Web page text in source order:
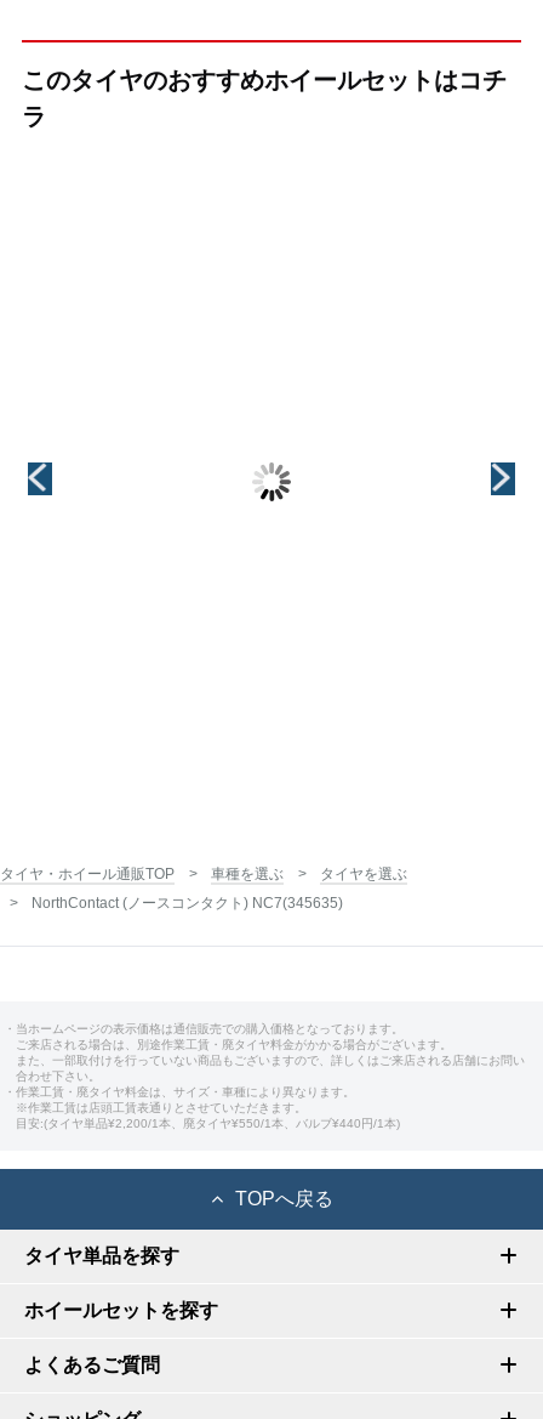
このタイヤのおすすめホイールセットはコチ
ラ
15インチ 15インチ
タイヤ・ホイール通販TOP 車種を選ぶ
タイヤを選ぶ
NorthContact (ノースコンタクト) NC7(345635)
・当ホームページの表示価格は通信販売での購入価格となっております。
ご来店される場合は、別途作業工賃・廃タイヤ料金がかかる場合がございます。
また、一部取付けを行っていない商品もございますので、詳しくはご来店される店舗にお問い
合わせ下さい。
・作業工賃・廃タイヤ料金は、サイズ・車種により異なります。
※作業工賃は店頭工賃表通りとさせていただきます。
目安:(タイヤ単品¥2,200/1本、廃タイヤ¥550/1本、バルブ¥440円/1本)
TOPへ戻る
タイヤ単品を探す
ホイールセットを探す
よくあるご質問